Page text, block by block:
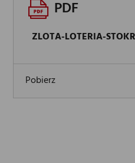
PDF
ZLOTA-LOTERIA-
Pobierz